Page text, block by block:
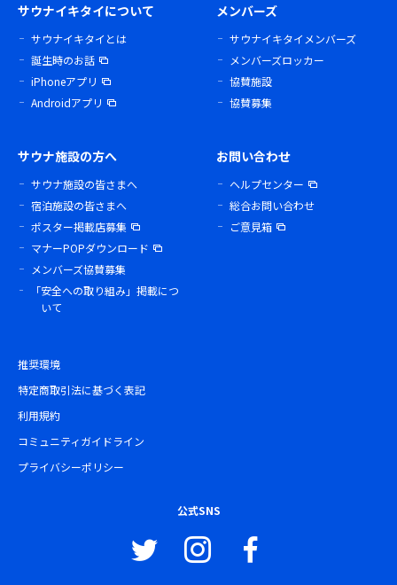
サウナイキタイについて
サウナイキタイとは
誕生時のお話
iPhoneアプリ
Androidアプリ
メンバーズ
サウナイキタイメンバーズ
メンバーズロッカー
協賛施設
協賛募集
サウナ施設の方へ
サウナ施設の皆さまへ
宿泊施設の皆さまへ
ポスター掲載店募集
マナーPOPダウンロード
メンバーズ協賛募集
「安全への取り組み」掲載につ
いて
お問い合わせ
ヘルプセンター
総合お問い合わせ
ご意見箱
推奨環境
特定商取引法に基づく表記
利用規約
コミュニティガイドライン
プライバシーポリシー
公式SNS